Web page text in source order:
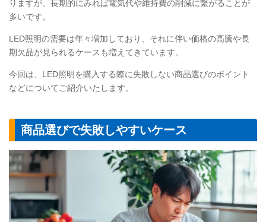
りますが、長期的にみれば電気代や維持費の削減に繋がることが
多いです。
LED照明の需要は年々増加しており、それに伴い価格の高騰や長
期欠品が見られるケースも増えてきています。
今回は、LED照明を購入する際に失敗しない商品選びのポイント
などについてご紹介いたします。
商品選びで失敗しやすいケース